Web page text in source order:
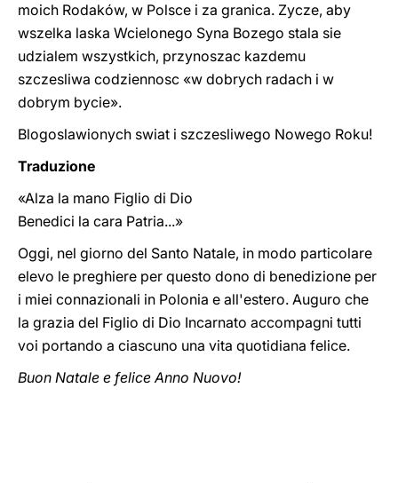
moich Rodaków, w Polsce i za granica. Zycze, aby
wszelka laska Wcielonego Syna Bozego stala sie
udzialem wszystkich, przynoszac kazdemu
szczesliwa codziennosc «w dobrych radach i w
dobrym bycie».
Blogoslawionych swiat i szczesliwego Nowego Roku!
Traduzione
«Alza la mano Figlio di Dio
Benedici la cara Patria...»
Oggi, nel giorno del Santo Natale, in modo particolare
elevo le preghiere per questo dono di benedizione per
i miei connazionali in Polonia e all'estero. Auguro che
la grazia del Figlio di Dio Incarnato accompagni tutti
voi portando a ciascuno una vita quotidiana felice.
Buon Natale e felice Anno Nuovo!